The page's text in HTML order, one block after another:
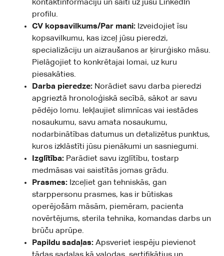
kontaktinformāciju un saiti uz jūsu LinkedIn
profilu.
CV kopsavilkums/Par mani: Izveidojiet īsu
kopsavilkumu, kas izceļ jūsu pieredzi,
specializāciju un aizraušanos ar ķirurģisko māsu.
Pielāgojiet to konkrētajai lomai, uz kuru
piesakāties.
Darba pieredze: Norādiet savu darba pieredzi
apgrieztā hronoloģiskā secībā, sākot ar savu
pēdējo lomu. Iekļaujiet slimnīcas vai iestādes
nosaukumu, savu amata nosaukumu,
nodarbinātības datumus un detalizētus punktus,
kuros izklāstīti jūsu pienākumi un sasniegumi.
Izglītība: Parādiet savu izglītību, tostarp
medmāsas vai saistītās jomas grādu.
Prasmes: Izceļiet gan tehniskās, gan
starppersonu prasmes, kas ir būtiskas
operējošām māsām, piemēram, pacienta
novērtējums, sterila tehnika, komandas darbs un
brūču aprūpe.
Papildu sadaļas: Apsveriet iespēju pievienot